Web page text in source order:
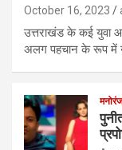
October 16, 2023
उत्तराखंड के कई युवा
अलग पहचान के रूप में